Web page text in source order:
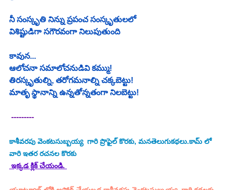
నీ సంస్కృతి నిన్ను ప్రపంచ సంస్కృతులలో
విశిష్టుడిగా సగౌరవంగా నిలుపుతుంది
కావున...
ఆలోచనా సమాలోచనుడివి కమ్ము!
తిరస్కృతుల్ని, తరోగమనాల్ని చక్కబెట్టు!
మాతృ స్థానాన్ని ఉన్నతోన్నతంగా నిలబెట్టు!
---------
కాశీవరపు వెంకటసుబ్బయ్య  గారి ప్రొఫైల్ కొరకు, మనతెలుగుకథలు.కామ్ లో
వారి ఇతర రచనల కొరకు
ఇక్కడ క్లిక్ చేయండి.